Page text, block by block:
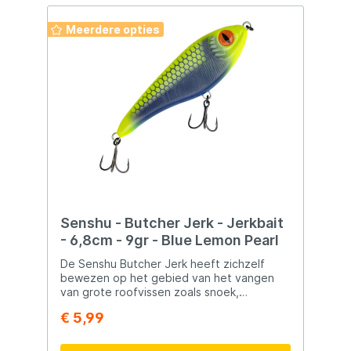
veelzijdige Jerkbait die niet mag ontbreken
in je aasdoos – perfect voor
zoetwatergebruik op snoek, snoekbaars en
doorlopende draadconstructie en
vlijmscherpe koolstofstalen haken. Elk stuk
is met de hand geschilderd en ontworpen
voor verre worpen. Perfect voor snoek,
baars en snoekbaars – 13,5 cm – 86 g –
Meerdere opties
Senshu - Butcher Jerk - Jerkbait
- 6,8cm - 9gr - Blue Lemon Pearl
De Senshu Butcher Jerk heeft zichzelf
bewezen op het gebied van het vangen
van grote roofvissen zoals snoek,
to-side actie gecombineerd met belly-
roofvissen. Bovendien is de Butcher Jerk
€ 5,99